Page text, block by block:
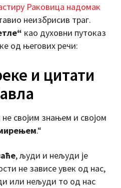
Раковица надомак
неизбрисив траг.
као духовни путоказ
од његових речи:
и цитати
не својим знањем и својом
.“
, људи и нељуди је
не зависе увек од нас,
или нељуди то од нас